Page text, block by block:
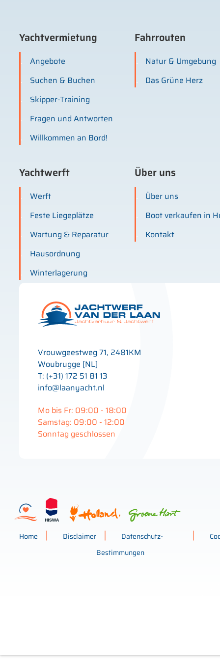
Yachtvermietung
Angebote
Suchen & Buchen
Skipper-Training
Fragen und Antworten
Willkommen an Bord!
Fahrrouten
Natur & Umgebung
Das Grüne Herz
Yachtwerft
Werft
Feste Liegeplätze
Wartung & Reparatur
Hausordnung
Winterlagerung
Über uns
Über uns
Boot verkaufen in
Kontakt
Vrouwgeestweg 71, 2481KM
Woubrugge [NL]
T: (+31) 172 51 81 13
info@laanyacht.nl
Mo bis Fr: 09:00 - 18:00
Samstag: 09:00 - 12:00
Sonntag geschlossen
Home Disclaimer
Datenschutz-
Bestimmungen